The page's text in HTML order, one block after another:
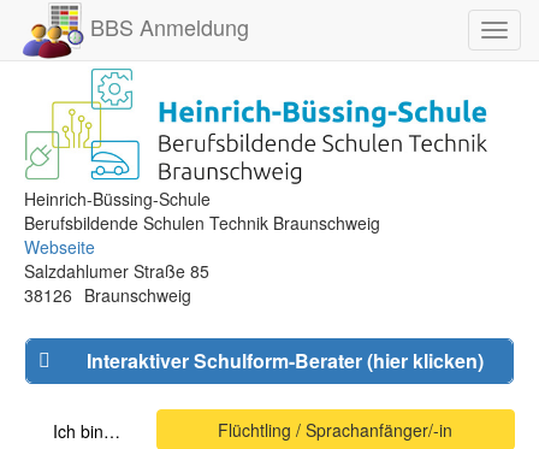
BBS Anmeldung
Heinrich-Büssing-Schule
Berufsbildende Schulen Technik Braunschweig
Webseite
Salzdahlumer Straße 85
38126 Braunschweig
Interaktiver Schulform-Berater (hier klicken)
Ich bin…